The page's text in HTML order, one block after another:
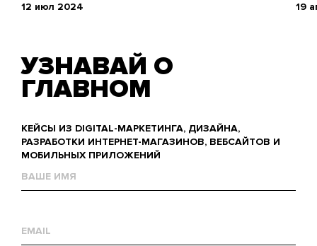
12 июл 2024
19
УЗНАВАЙ О
ГЛАВНОМ
КЕЙСЫ ИЗ DIGITAL-МАРКЕТИНГА, ДИЗАЙНА,
РАЗРАБОТКИ ИНТЕРНЕТ-МАГАЗИНОВ, ВЕБСАЙТОВ И
МОБИЛЬНЫХ ПРИЛОЖЕНИЙ
mail